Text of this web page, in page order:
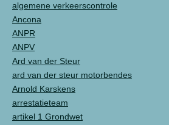
algemene verkeerscontrole
Ancona
ANPR
ANPV
Ard van der Steur
ard van der steur motorbendes
Arnold Karskens
arrestatieteam
artikel 1 Grondwet